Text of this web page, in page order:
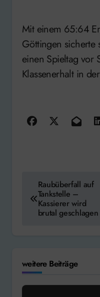
Mit einem 65:64 Erfolg bei der BG 74
Göttingen sicherte
einen Spieltag vor
Klassenerhalt in
Raubüberfall auf
Tankstelle –
Kassierer wird
brutal geschlagen
weitere Beiträge